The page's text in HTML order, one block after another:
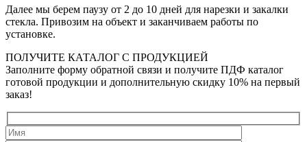
Далее мы берем паузу от 2 до 10 дней для нарезки и закалки
стекла. Привозим на объект и заканчиваем работы по
установке.
ПОЛУЧИТЕ КАТАЛОГ С ПРОДУКЦИЕЙ
Заполните форму обратной связи и получите ПДФ каталог
готовой продукции и дополнительную скидку 10% на первый
заказ!